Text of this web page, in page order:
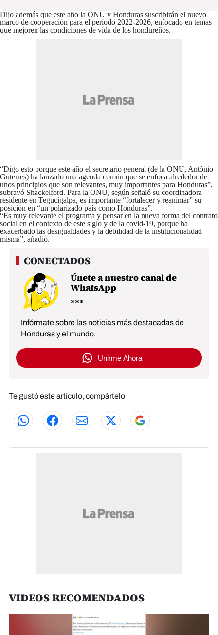
Dijo además que este año la ONU y Honduras suscribirán el nuevo
marco de cooperación para el período 2022-2026, enfocado en temas
que mejoren las condiciones de vida de los hondureños.
“Digo esto porque este año el secretario general (de la ONU, António
Guterres) ha lanzado una agenda común que se enfoca alrededor de
unos principios que son relevantes, muy importantes para Honduras”,
subrayó Shackelford. Para la ONU, según señaló su coordinadora
residente en Tegucigalpa, es importante “fortalecer y reanimar” su
posición en “un polarizado país como Honduras”.
“Es muy relevante el programa y pensar en la nueva forma del contrato
social en el contexto de este siglo y de la covid-19, porque ha
exacerbado las desigualdades y la debilidad de la institucionalidad
misma”, añadió.
Únete a nuestro canal de
WhatsApp
Infórmate sobre las noticias más destacadas de
Honduras y el mundo.
Unirme Ahora
Te gustó este artículo, compártelo
VIDEOS RECOMENDADOS